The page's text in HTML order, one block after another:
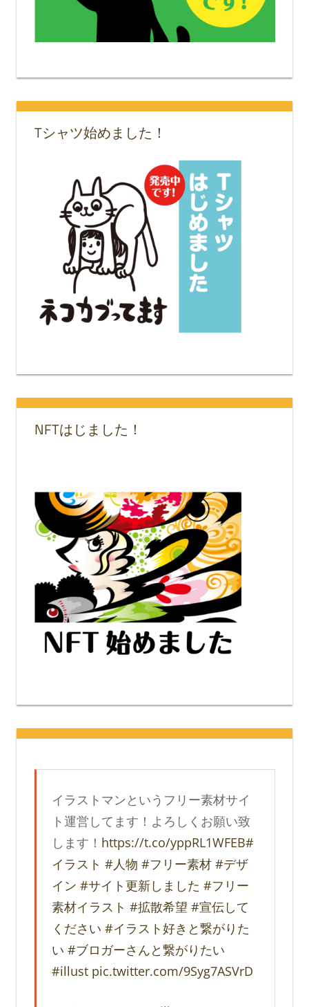
Tシャツ始めました！
NFTはじました！
イラストマンというフリー素材サイ
ト運営してます！よろしくお願い致
します！ https://t.co/yppRL1WFEB#
イラスト #人物 #フリー素材 #デザ
イン #サイト更新しました #フリー
素材イラスト #拡散希望 #宣伝して
ください #イラスト好きと繋がりた
い #ブロガーさんと繋がりたい
#illust pic.twitter.com/9Syg7ASVrD